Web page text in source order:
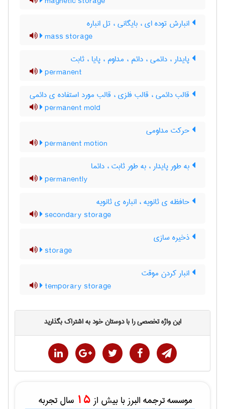
انبارش توده ای ، بایگانی ، تل انباره
mass storage
پایدار ، دائمی ، دائم ، مداوم ، پایا ، ثابت
permanent
قالب دائمی ، قالب فلزی ، قالب مورد استفاده ی دائمی
permanent mold
حرکت مداومی
permanent motion
به طور پایدار ، به طور ثابت ، دائما
permanently
حافظه ی ثانویه ، انباره ی ثانویه
secondary storage
ذخیره سازی
storage
انبار کردن موقت
temporary storage
این واژه تخصصی را با دوستان خود به اشتراک بگذارید
موسسه ترجمه البرز با بیش از 15 سال تجربه